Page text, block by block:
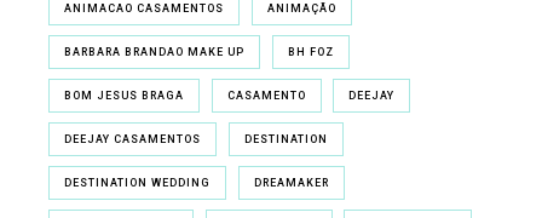
ANIMACAO CASAMENTOS ANIMAÇÃO
BARBARA BRANDAO MAKE UP BH FOZ
BOM JESUS BRAGA CASAMENTO DEEJAY
DEEJAY CASAMENTOS DESTINATION
DESTINATION WEDDING DREAMAKER